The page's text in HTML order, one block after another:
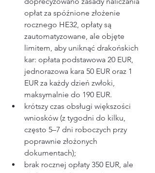
opłat za spóźnione złożenie
rocznego HE32, opłaty są
zautomatyzowane, ale objęte
limitem, aby uniknąć drakońskich
kar: opłata podstawowa 20 EUR,
jednorazowa kara 50 EUR oraz 1
EUR za każdy dzień zwłoki,
maksymalnie do 190 EUR​.
krótszy czas obsługi większości
wniosków (z tygodni do kilku,
często 5–7 dni roboczych przy
poprawnie złożonych
dokumentach);
brak rocznej opłaty 350 EUR, ale